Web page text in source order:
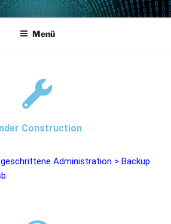
01
Menü
Construction
Administration > Backup